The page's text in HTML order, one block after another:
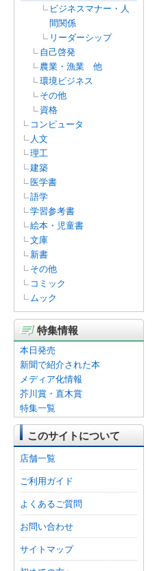
ビジネスマナー・人
間関係
リーダーシップ
自己啓発
農業・漁業 他
環境ビジネス
その他
資格
コンピュータ
人文
理工
建築
医学書
語学
学習参考書
絵本・児童書
文庫
新書
その他
コミック
ムック
特集情報
本日発売
新聞で紹介された本
メディア化情報
芥川賞・直木賞
特集一覧
このサイトについて
店舗一覧
ご利用ガイド
よくあるご質問
お問い合わせ
サイトマップ